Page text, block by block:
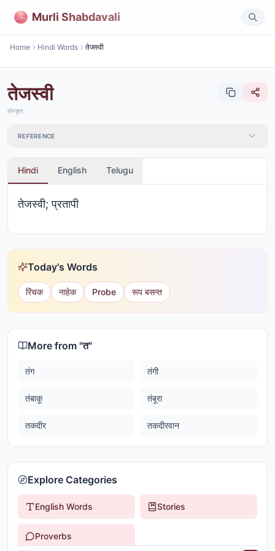
Murli Shabdavali
Home Hindi Words तेजस्वी
तेजस्वी
संस्कृत
REFERENCE
Hindi English Telugu
तेजस्वी; प्रतापी
Today's Words
रिंचक नाहेक Probe रूप बसन्त
More from "त"
तंग तंगी
तंबाकू तंबूरा
तकदीर तकदीरवान
Explore Categories
English Words Stories
Proverbs